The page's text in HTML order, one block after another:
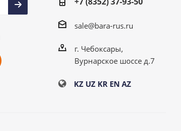
sale@bara-rus.ru
г. Чебоксары,
Вурнарское шоссе д.7
KZ UZ KR EN AZ